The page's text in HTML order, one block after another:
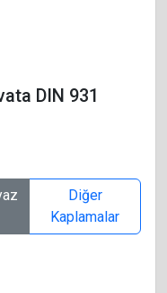
DIN 931
Diğer
Kaplamalar